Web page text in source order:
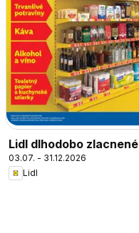
Lidl dlhodobo zlacnené
03.07. - 31.12.2026
Lidl